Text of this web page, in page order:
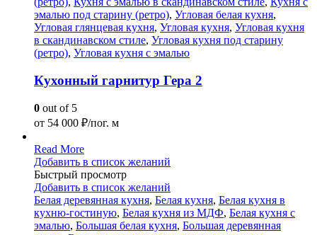
эмалью под старину (ретро), Угловая белая кухня,
Угловая глянцевая кухня, Угловая кухня, Угловая кухня
в скандинавском стиле, Угловая кухня под старину
(ретро), Угловая кухня с эмалью
Кухонный гарнитур Гера 2
0 out of 5
от 54 000 ₽/пог. м
Read More
Добавить в список желаний
Быстрый просмотр
Добавить в список желаний
Белая деревянная кухня, Белая кухня, Белая кухня в
кухню-гостиную, Белая кухня из МДФ, Белая кухня с
эмалью, Большая белая кухня, Большая деревянная